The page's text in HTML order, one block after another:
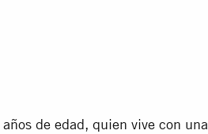
de edad, quien vive con